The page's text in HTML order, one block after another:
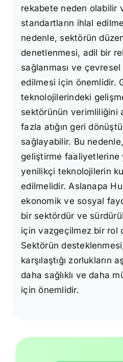
rekabete neden olabilir
standartların ihlal
nedenle, sektörün
denetlenmesi, adil bir
sağlanması ve
edilmesi için önemlidir.
teknolojilerindeki
sektörünün verimliliğini
fazla atığın geri
sağlayabilir. Bu
geliştirme faaliyetlerine
yenilikçi teknolojilerin
edilmelidir. Aslanapa
ekonomik ve sosyal
bir sektördür ve
için vazgeçilmez bir rol
Sektörün
karşılaştığı zorlukların
daha sağlıklı ve daha
için önemlidir.